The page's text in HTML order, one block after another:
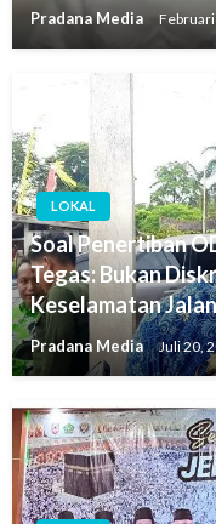
Pradana Media
LOKAL
Soal Penertiban
Tegas: Bukan
Keselamatan
Pradana Media Juli 20,